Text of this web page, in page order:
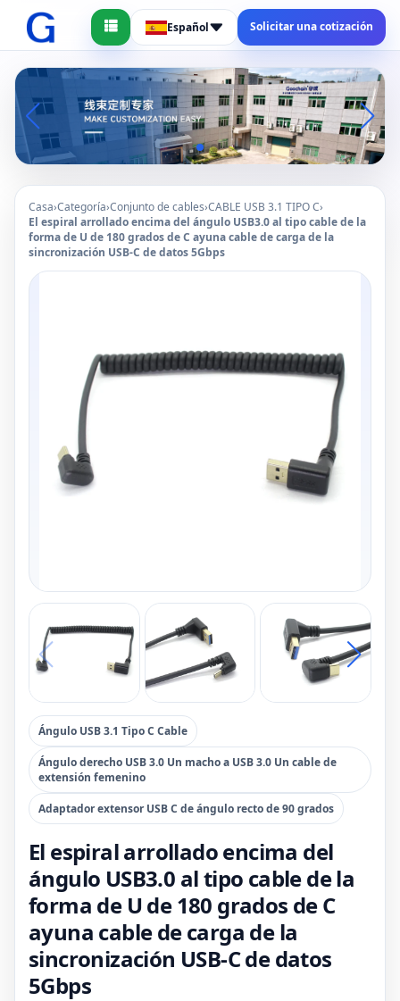
Español Solicitar una cotización
Casa›Categoría›Conjunto de cables›CABLE USB 3.1 TIPO C›
El espiral arrollado encima del ángulo USB3.0 al tipo cable de la
forma de U de 180 grados de C ayuna cable de carga de la
sincronización USB-C de datos 5Gbps
Ángulo USB 3.1 Tipo C Cable
Ángulo derecho USB 3.0 Un macho a USB 3.0 Un cable de
extensión femenino
Adaptador extensor USB C de ángulo recto de 90 grados
El espiral arrollado encima del
ángulo USB3.0 al tipo cable de la
forma de U de 180 grados de C
ayuna cable de carga de la
sincronización USB-C de datos
5Gbps